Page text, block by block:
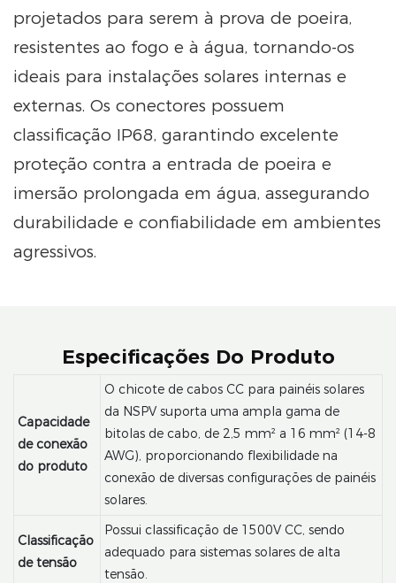
projetados para serem à prova de poeira,
resistentes ao fogo e à água, tornando-os
ideais para instalações solares internas e
externas. Os conectores possuem
classificação IP68, garantindo excelente
proteção contra a entrada de poeira e
imersão prolongada em água, assegurando
durabilidade e confiabilidade em ambientes
agressivos.
Especificações Do Produto
Capacidade
de conexão
do produto
O chicote de cabos CC para painéis solares
da NSPV suporta uma ampla gama de
bitolas de cabo, de 2,5 mm² a 16 mm² (14-8
AWG), proporcionando flexibilidade na
conexão de diversas configurações de painéis
solares.
Classificação
de tensão
Possui classificação de 1500V CC, sendo
adequado para sistemas solares de alta
tensão.